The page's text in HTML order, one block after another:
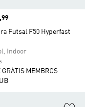
Futsal F50 Hyperfast
Indoor
GRÁTIS MEMBROS